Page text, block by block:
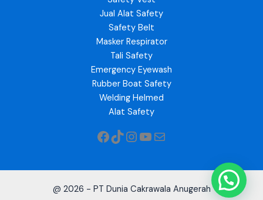
Jual Alat Safety
Safety Belt
Masker Respirator
Tali Safety
Emergency Eyewash
Rubber Boat Safety
Welding Helmed
Alat Safety
@ 2026 - PT Dunia Cakrawala Anugerah